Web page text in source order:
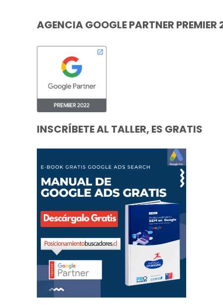
AGENCIA GOOGLE PARTNER PREMIER
INSCRÍBETE AL TALLER, ES GRATIS